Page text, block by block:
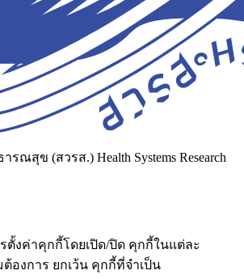
ารณสุข (สวรส.) Health Systems Research
ตั้งค่าคุกกี้โดยเปิด/ปิด คุกกี้ในแต่ละ
องการ ยกเว้น คุกกี้ที่จำเป็น